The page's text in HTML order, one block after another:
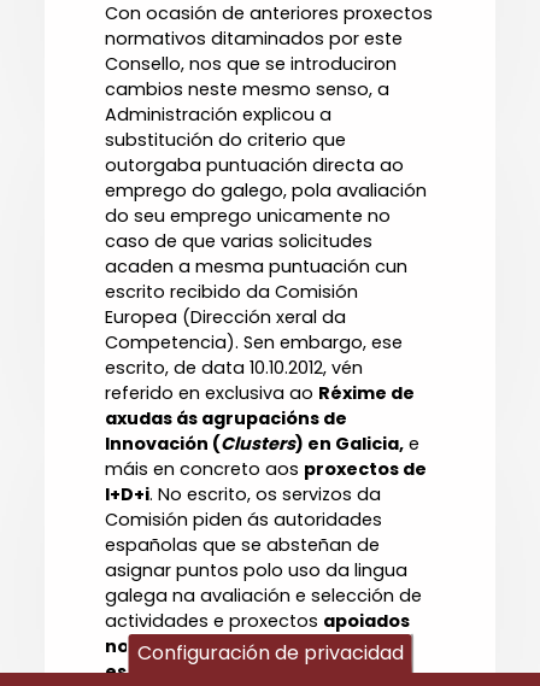
Con ocasión de anteriores proxectos
normativos ditaminados por este
Consello, nos que se introduciron
cambios neste mesmo senso, a
Administración explicou a
substitución do criterio que
outorgaba puntuación directa ao
emprego do galego, pola avaliación
do seu emprego unicamente no
caso de que varias solicitudes
acaden a mesma puntuación cun
escrito recibido da Comisión
Europea (Dirección xeral da
Competencia). Sen embargo, ese
escrito, de data 10.10.2012, vén
referido en exclusiva ao Réxime de
axudas ás agrupacións de
Innovación (Clusters) en Galicia, e
máis en concreto aos proxectos de
I+D+i. No escrito, os servizos da
Comisión piden ás autoridades
españolas que se absteñan de
asignar puntos polo uso da lingua
galega na avaliación e selección de
actividades e proxectos apoiados
no marco do réxime de axudas
estatais de I+D+i
e que ese criterio
Configuración de privacidad